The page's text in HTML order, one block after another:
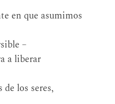
en que asumimos
–
a liberar
los seres,